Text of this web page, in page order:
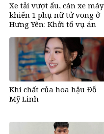
Xe tải vượt ẩu, cán xe máy
khiến 1 phụ nữ tử vong ở
Hưng Yên: Khởi tố vụ án
Khí chất của hoa hậu Đỗ
Mỹ Linh